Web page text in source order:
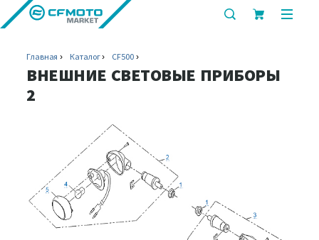
показать
поиска
Главная Каталог CF500
ВНЕШНИЕ СВЕТОВЫЕ ПРИБОРЫ
2